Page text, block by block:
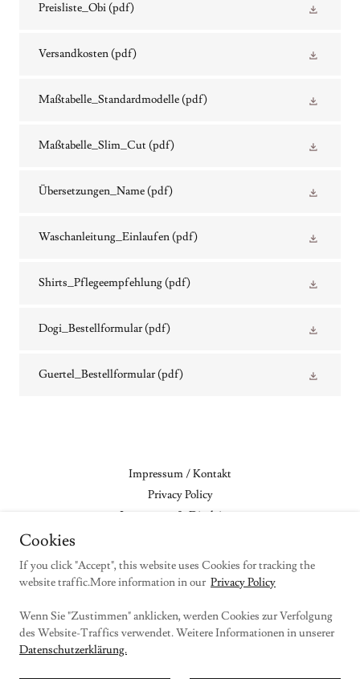
Preisliste_Obi(pdf)
Versandkosten(pdf)
Maßtabelle_Standardmodelle(pdf)
Maßtabelle_Slim_Cut (pdf)
Übersetzungen_Name(pdf)
Waschanleitung_Einlaufen(pdf)
Shirts_Pflegeempfehlung(pdf)
Dogi_Bestellformular(pdf)
Guertel_Bestellformular(pdf)
Impressum / Kontakt
Privacy Policy
Impressum & Disclaimer
Hirota Datenschutz D / EN
Shinji & Stefanie Akita
Herderstraße 17, 65185 Wiesbaden, Germany
Cookies
If you click "Accept", this website uses Cookies for tracking the
website traffic.More information in our Privacy Policy
Wenn Sie "Zustimmen" anklicken, werden Cookies zur Verfolgung
des Website-Traffics verwendet. Weitere Informationen in unserer
Datenschutzerklärung.